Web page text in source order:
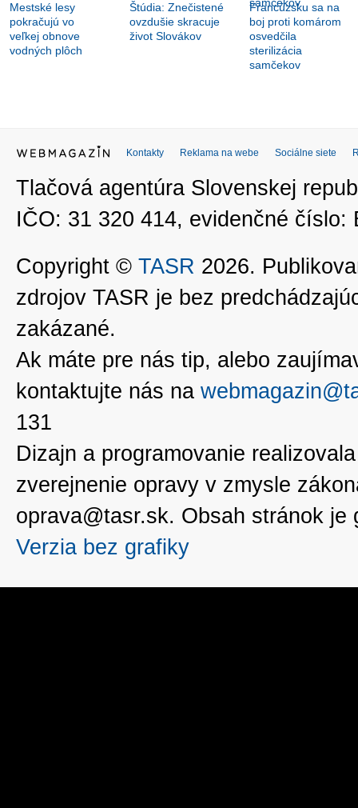
Mestské lesy
pokračujú vo
veľkej obnove
vodných plôch
Štúdia: Znečistené
ovzdušie skracuje
život Slovákov
Francúzsku sa na
boj proti komárom
osvedčila
sterilizácia
samčekov
Kontakty Reklama na webe Sociálne siete
Tlačová agentúra Slovenskej
IČO: 31 320 414, evidenčné číslo:
Copyright © TASR 2026.
zdrojov TASR je bez
zakázané.
Ak máte pre nás tip, alebo
kontaktujte nás na
131
Dizajn a programovanie
zverejnenie opravy v zmysle
oprava@tasr.sk. Obsah stránok
Verzia bez grafiky